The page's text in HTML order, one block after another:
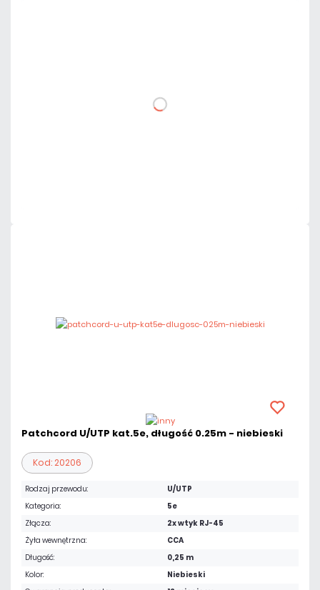
DO KOSZYKA
Patchcord U/UTP kat.5e, długość 0.25m - niebieski
Kod: 20206
Rodzaj przewodu:
U/UTP
Kategoria:
5e
Złącza:
2x wtyk RJ-45
Żyła wewnętrzna:
CCA
Długość:
0,25 m
Kolor:
Niebieski